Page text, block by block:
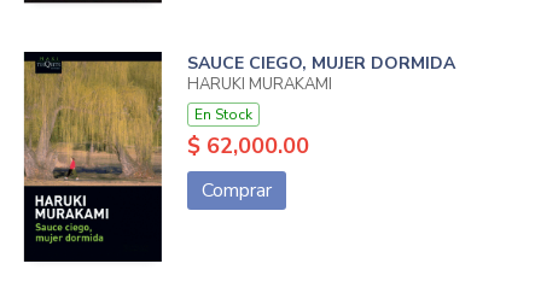
SAUCE CIEGO, MUJER DORMIDA
HARUKI MURAKAMI
En Stock
$ 62,000.00
Comprar